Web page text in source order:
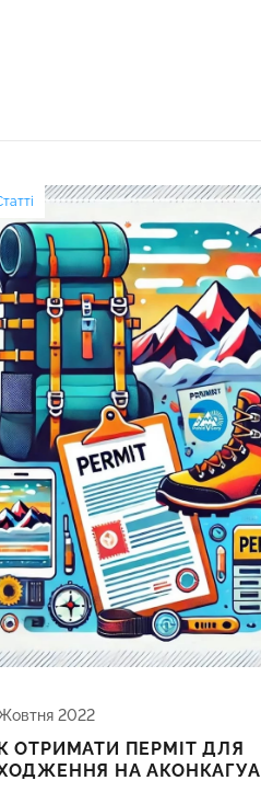
2022
ОТРИМАТИ ПЕРМІТ ДЛЯ
НА АКОНКАГУА